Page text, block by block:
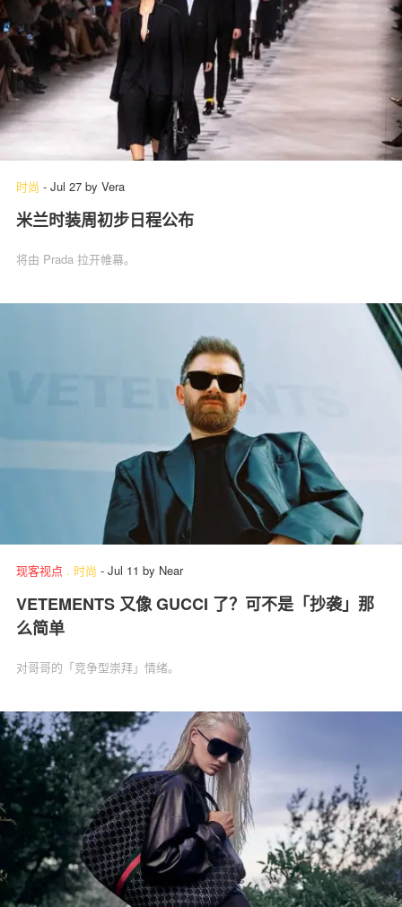
时尚 - Jul 27 by Vera
米兰时装周初步日程公布
将由 Prada 拉开帷幕。
现客视点 . 时尚 - Jul 11 by Near
VETEMENTS 又像 GUCCI 了？可不是「抄袭」那
么简单
对哥哥的「竞争型崇拜」情绪。